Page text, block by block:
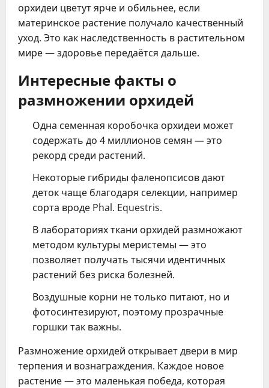
орхидеи цветут ярче и обильнее, если
материнское растение получало качественный
уход. Это как наследственность в растительном
мире — здоровье передаётся дальше.
Интересные факты о
размножении орхидей
Одна семенная коробочка орхидеи может
содержать до 4 миллионов семян — это
рекорд среди растений.
Некоторые гибриды фаленопсисов дают
деток чаще благодаря селекции, например
сорта вроде Phal. Equestris.
В лабораториях ткани орхидей размножают
методом культуры меристемы — это
позволяет получать тысячи идентичных
растений без риска болезней.
Воздушные корни не только питают, но и
фотосинтезируют, поэтому прозрачные
горшки так важны.
Размножение орхидей открывает двери в мир
терпения и вознаграждения. Каждое новое
растение — это маленькая победа, которая